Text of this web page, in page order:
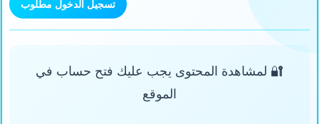
تسجيل الدخول مطلوب
🔐 لمشاهدة المحتوى يجب عليك فتح حساب في
الموقع